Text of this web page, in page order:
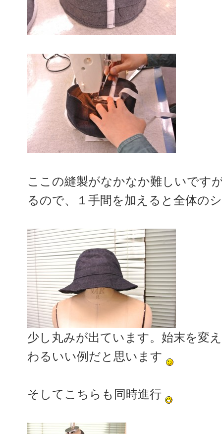
ここの縫製がなかなか難しいです
るので、１手間を加えると全体の
少し丸みが出ています。始末を変
わるいい例だと思います
そしてこちらも同時進行